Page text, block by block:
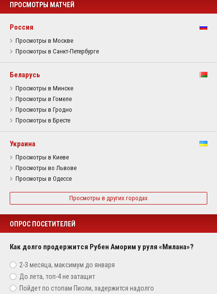
ПРОСМОТРЫ МАТЧЕЙ
Россия
Просмотры в Москве
Просмотры в Санкт-Петербурге
Беларусь
Просмотры в Минске
Просмотры в Гомеле
Просмотры в Гродно
Просмотры в Бресте
Украина
Просмотры в Киеве
Просмотры во Львове
Просмотры в Одессе
Просмотры в других городах
ОПРОС ПОСЕТИТЕЛЕЙ
Как долго продержится Рубен Аморим у руля «Милана»?
2-3 месяца, максимум до января
До лета, топ-4 не затащит
Пойдет по стопам Пиоли, задержится надолго